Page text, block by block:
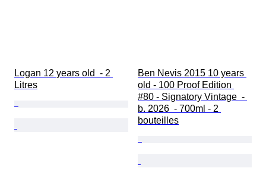
Logan 12 years old  - 2
Litres
Ben Nevis 2015 10 years
old - 100 Proof Edition
#80 - Signatory Vintage  -
b. 2026  - 700ml - 2
bouteilles